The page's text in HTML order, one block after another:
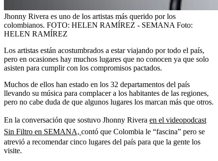
Jhonny Rivera es uno de los artistas más querido por los
colombianos. FOTO: HELEN RAMÍREZ - SEMANA Foto:
HELEN RAMÍREZ
Los artistas están acostumbrados a estar viajando por todo el país,
pero en ocasiones hay muchos lugares que no conocen ya que solo
asisten para cumplir con los compromisos pactados.
Muchos de ellos han estado en los 32 departamentos del país
llevando su música para complacer a los habitantes de las regiones,
pero no cabe duda de que algunos lugares los marcan más que otros.
En la conversación que sostuvo Jhonny Rivera en el videopodcast
Sin Filtro en SEMANA, contó que Colombia le “fascina” pero se
atrevió a recomendar cinco lugares del país para que la gente los
visite.